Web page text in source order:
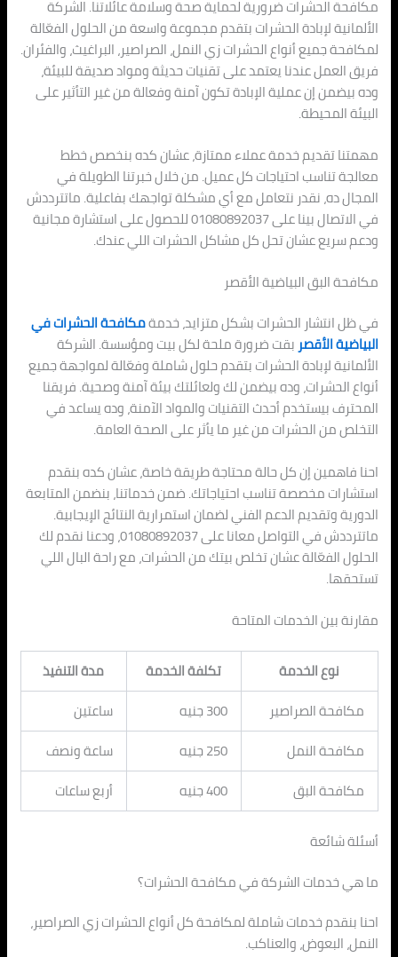
مكافحة الحشرات ضرورية لحماية صحة وسلامة عائلاتنا. الشركة
الألمانية لإبادة الحشرات بتقدم مجموعة واسعة من الحلول الفعّالة
لمكافحة جميع أنواع الحشرات زي النمل، الصراصير، البراغيث، والفئران.
فريق العمل عندنا يعتمد على تقنيات حديثة ومواد صديقة للبيئة،
وده بيضمن إن عملية الإبادة تكون آمنة وفعالة من غير التأثير على
البيئة المحيطة.
مهمتنا تقديم خدمة عملاء ممتازة، عشان كده بنخصص خطط
معالجة تناسب احتياجات كل عميل. من خلال خبرتنا الطويلة في
المجال ده، نقدر نتعامل مع أي مشكلة تواجهك بفاعلية. ماتترددش
في الاتصال بينا على 01080892037 للحصول على استشارة مجانية
ودعم سريع عشان تحل كل مشاكل الحشرات اللي عندك.
مكافحة البق البياضية الأقصر
في ظل انتشار الحشرات بشكل متزايد، خدمةمكافحة الحشرات في
البياضية الأقصر بقت ضرورة ملحة لكل بيت ومؤسسة. الشركة
الألمانية لإبادة الحشرات بتقدم حلول شاملة وفعّالة لمواجهة جميع
أنواع الحشرات، وده بيضمن لك ولعائلتك بيئة آمنة وصحية. فريقنا
المحترف بيستخدم أحدث التقنيات والمواد الآمنة، وده يساعد في
التخلص من الحشرات من غير ما يأثر على الصحة العامة.
احنا فاهمين إن كل حالة محتاجة طريقة خاصة، عشان كده بنقدم
استشارات مخصصة تناسب احتياجاتك. ضمن خدماتنا، بنضمن المتابعة
الدورية وتقديم الدعم الفني لضمان استمرارية النتائج الإيجابية.
ماتترددش في التواصل معانا على 01080892037، ودعنا نقدم لك
الحلول الفعّالة عشان تخلص بيتك من الحشرات، مع راحة البال اللي
تستحقها.
مقارنة بين الخدمات المتاحة
نوع الخدمة تكلفة الخدمة
مدة التنفيذ
مكافحة الصراصير
300 جنيه
ساعتين
مكافحة النمل
250 جنيه
ساعة ونصف
مكافحة البق
400 جنيه أربع ساعات
أسئلة شائعة
ما هي خدمات الشركة في مكافحة الحشرات؟
احنا بنقدم خدمات شاملة لمكافحة كل أنواع الحشرات زي الصراصير،
النمل، البعوض، والعناكب.